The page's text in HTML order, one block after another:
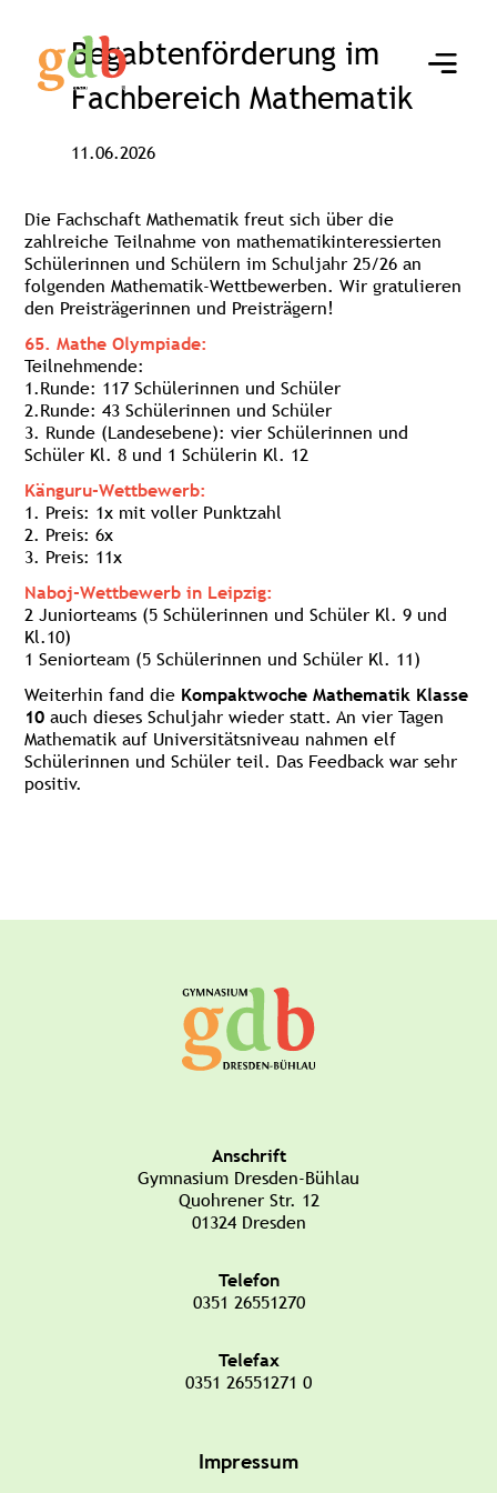
Begabtenförderung im
Fachbereich Mathematik
11.06.2026
Die Fachschaft Mathematik freut sich über die
zahlreiche Teilnahme von mathematikinteressierten
Schülerinnen und Schülern im Schuljahr 25/26 an
folgenden Mathematik-Wettbewerben. Wir gratulieren
den Preisträgerinnen und Preisträgern!
65. Mathe Olympiade:
Teilnehmende:
1.Runde: 117 Schülerinnen und Schüler
2.Runde: 43 Schülerinnen und Schüler
3. Runde (Landesebene): vier Schülerinnen und
Schüler Kl. 8 und 1 Schülerin Kl. 12
Känguru-Wettbewerb:
1. Preis: 1x mit voller Punktzahl
2. Preis: 6x
3. Preis: 11x
Naboj-Wettbewerb in Leipzig:
2 Juniorteams (5 Schülerinnen und Schüler Kl. 9 und
Kl.10)
1 Seniorteam (5 Schülerinnen und Schüler Kl. 11)
Weiterhin fand die Kompaktwoche Mathematik Klasse
10 auch dieses Schuljahr wieder statt. An vier Tagen
Mathematik auf Universitätsniveau nahmen elf
Schülerinnen und Schüler teil. Das Feedback war sehr
positiv.
Anschrift
Gymnasium Dresden-Bühlau
Quohrener Str. 12
01324 Dresden
Telefon
0351 26551270
Telefax
0351 26551271 0
Impressum